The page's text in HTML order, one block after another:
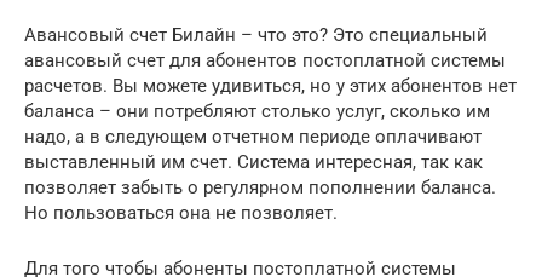
Авансовый счет Билайн – что это? Это специальный
авансовый счет для абонентов постоплатной системы
расчетов. Вы можете удивиться, но у этих абонентов нет
баланса – они потребляют столько услуг, сколько им
надо, а в следующем отчетном периоде оплачивают
выставленный им счет. Система интересная, так как
позволяет забыть о регулярном пополнении баланса.
Но пользоваться она не позволяет.
Для того чтобы абоненты постоплатной системы